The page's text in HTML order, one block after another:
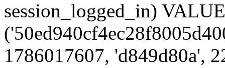
session_logged_in)
1786017607, 'd849d80a',